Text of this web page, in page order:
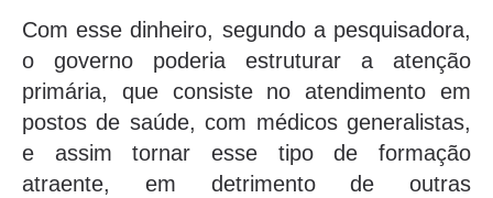
Com esse dinheiro, segundo a pesquisadora,
o governo poderia estruturar a atenção
primária, que consiste no atendimento em
postos de saúde, com médicos generalistas,
e assim tornar esse tipo de formação
atraente, em detrimento de outras